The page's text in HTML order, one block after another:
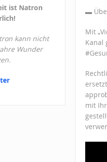
▬
Mit
Kanal
mit
ist Natron
kann nicht
Wunder